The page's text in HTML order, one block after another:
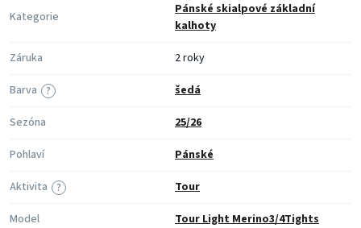
Kategorie
Pánské skialpové základní
kalhoty
Záruka
2 roky
?
Barva
šedá
Sezóna
25/26
Pohlaví
Pánské
?
Aktivita
Tour
Model
Tour Light Merino3/4Tights